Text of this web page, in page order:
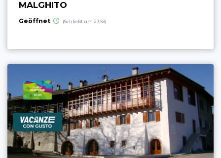
MALGHITO
Geöffnet (Schließt um 23:59)